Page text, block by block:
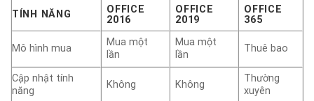
TÍNH NĂNG
OFFICE
2016
OFFICE
2019
OFFICE
365
Mô hình mua
Mua một
lần
Mua một
lần
Thuê bao
Cập nhật tính
năng
Không Không
Thường
xuyên